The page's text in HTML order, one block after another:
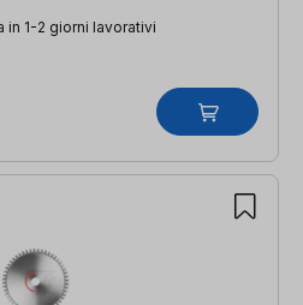
in 1-2 giorni lavorativi